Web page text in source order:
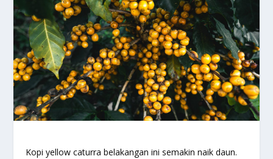
Kopi yellow caturra belakangan ini semakin naik daun.